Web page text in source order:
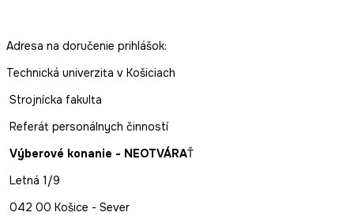
Adresa na doručenie prihlášok:
Technická univerzita v Košiciach
Strojnícka fakulta
Referát personálnych činností
Výberové konanie - NEOTVÁRAŤ
Letná 1/9
042 00 Košice - Sever